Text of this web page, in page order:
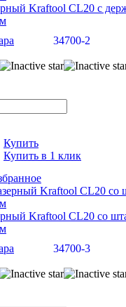
Kraftool CL20 с
34700-2
Купить
Купить в 1 клик
Kraftool CL20 со
34700-3